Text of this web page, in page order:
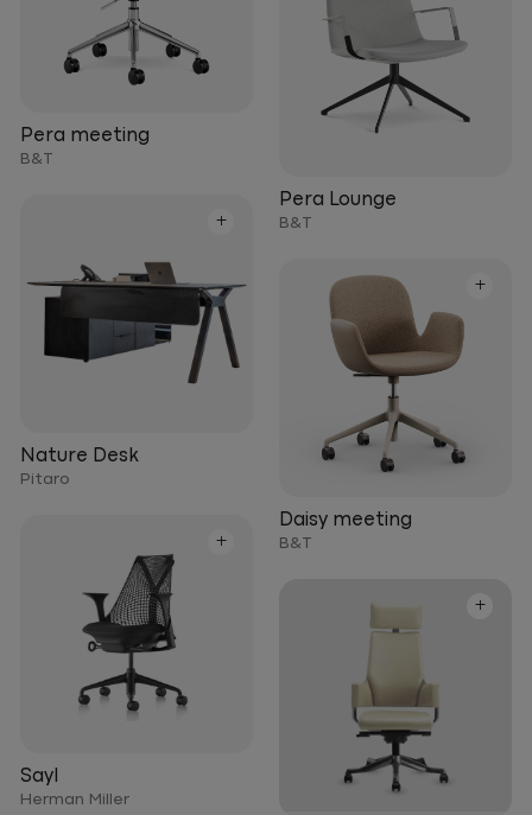
Pera meeting
B&T
Pera Lounge
B&T
+
Nature Desk
Pitaro
+
Daisy meeting
B&T
+
Sayl
Herman Miller
+